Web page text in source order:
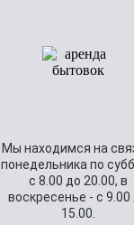
Мы находимся на
понедельника по
с 8.00 до 20.00, в
воскресенье - с 9.00
15.00.